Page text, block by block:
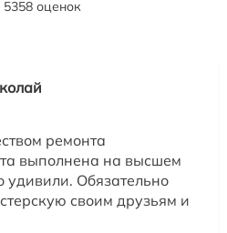
5358 оценок
ремонта
выполнена на высшем
удивили. Обязательно
своим друзьям и